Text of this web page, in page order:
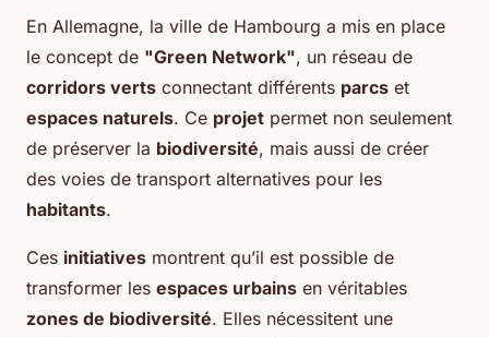
En Allemagne, la ville de Hambourg a mis en place
le concept de "Green Network", un réseau de
corridors verts connectant différents parcs et
espaces naturels. Ce projet permet non seulement
de préserver la biodiversité, mais aussi de créer
des voies de transport alternatives pour les
habitants.
Ces initiatives montrent qu’il est possible de
transformer les espaces urbains en véritables
zones de biodiversité. Elles nécessitent une